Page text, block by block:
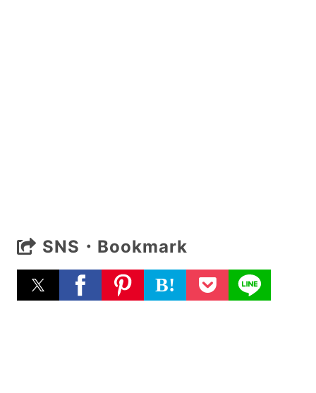
SNS・Bookmark
B!